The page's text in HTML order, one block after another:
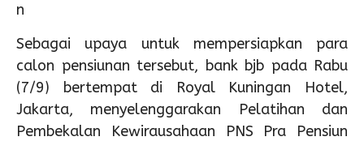
n
Sebagai upaya untuk mempersiapkan para
calon pensiunan tersebut, bank bjb pada Rabu
(7/9) bertempat di Royal Kuningan Hotel,
Jakarta, menyelenggarakan Pelatihan dan
Pembekalan Kewirausahaan PNS Pra Pensiun